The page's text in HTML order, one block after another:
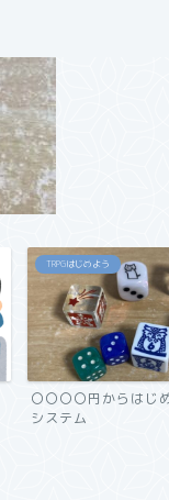
TRPGはじめよう
〇〇〇〇円からはじ
システム